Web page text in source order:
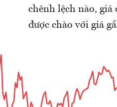
chênh lệch nào, giá
được chào với giá